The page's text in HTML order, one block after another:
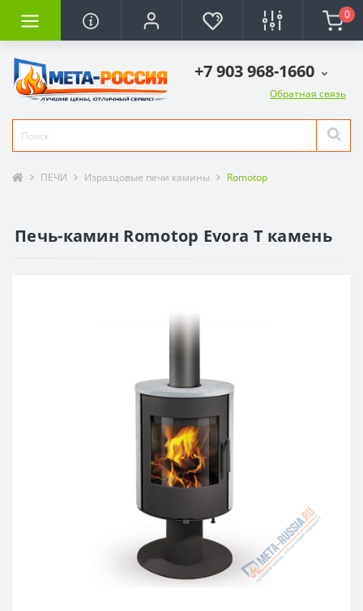
0
+7 903 968-1660
Обратная связь
ПЕЧИ Изразцовые печи камины Romotop
Печь-камин Romotop Evora T камень